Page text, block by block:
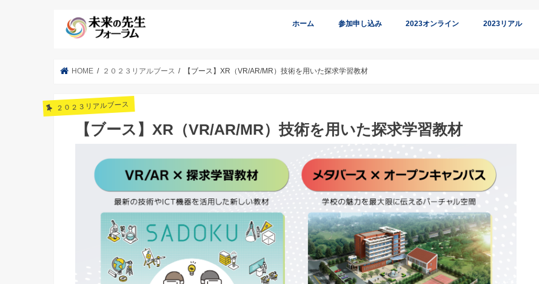
ホーム 参加申し込み 2023オンライン 2023リアル
HOME ２０２３リアルブース 【ブース】XR（VR/AR/MR）技術を用いた探求学習教材
２０２３リアルブース
【ブース】XR（VR/AR/MR）技術を用いた探求学習教材